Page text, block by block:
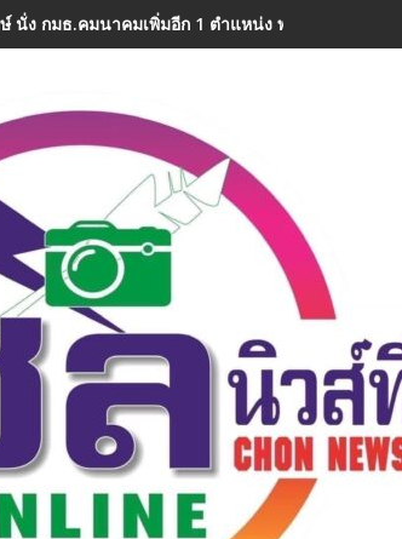
นั่ง กมธ.คมนาคมเพิ่มอีก 1 ตำแหน่ง พร้อมลุยงานทันที